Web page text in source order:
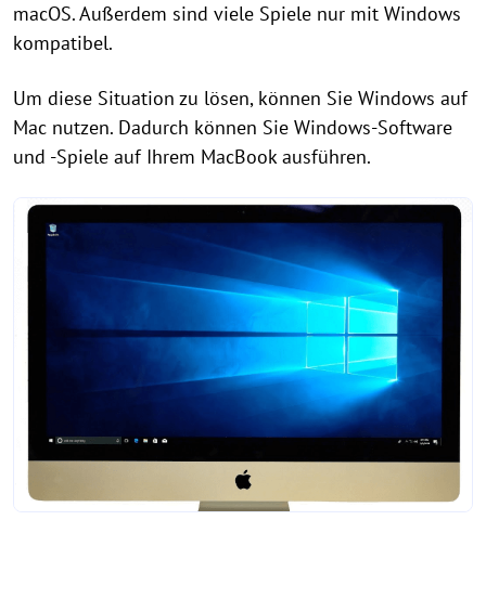
macOS. Außerdem sind viele Spiele nur mit Windows
kompatibel.
Um diese Situation zu lösen, können Sie Windows auf
Mac nutzen. Dadurch können Sie Windows-Software
und -Spiele auf Ihrem MacBook ausführen.